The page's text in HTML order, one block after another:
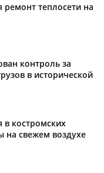
ремонт теплосети на
контроль за
в исторической
в костромских
на свежем воздухе